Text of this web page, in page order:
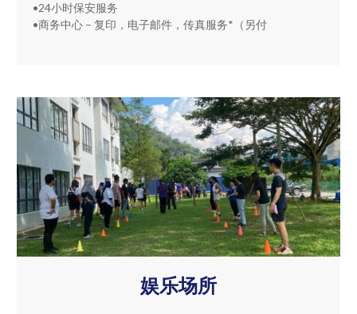
•24小时保安服务
•商务中心 – 复印，电子邮件，传真服务*（另付
娱乐场所